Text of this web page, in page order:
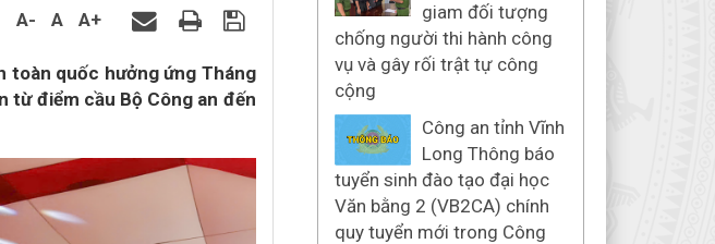
A- A A+
toàn quốc hưởng ứng Tháng
điểm cầu Bộ Công an đến
giam đối tượng
chống người thi hành công
vụ và gây rối trật tự công
cộng
Công an tỉnh Vĩnh
Long Thông báo
tuyển sinh đào tạo đại học
Văn bằng 2 (VB2CA) chính
quy tuyển mới trong Công